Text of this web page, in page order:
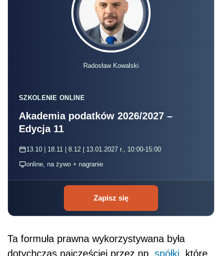
Radosław Kowalski
SZKOLENIE ONLINE
Akademia podatków 2026/2027 –
Edycja 11
13.10 | 18.11 | 8.12 | 13.01.2027 r., 10:00-15:00
online, na żywo + nagranie
Zapisz się
Ta formuła prawna wykorzystywana była
dotychczas najczęściej przez np. spółki, które